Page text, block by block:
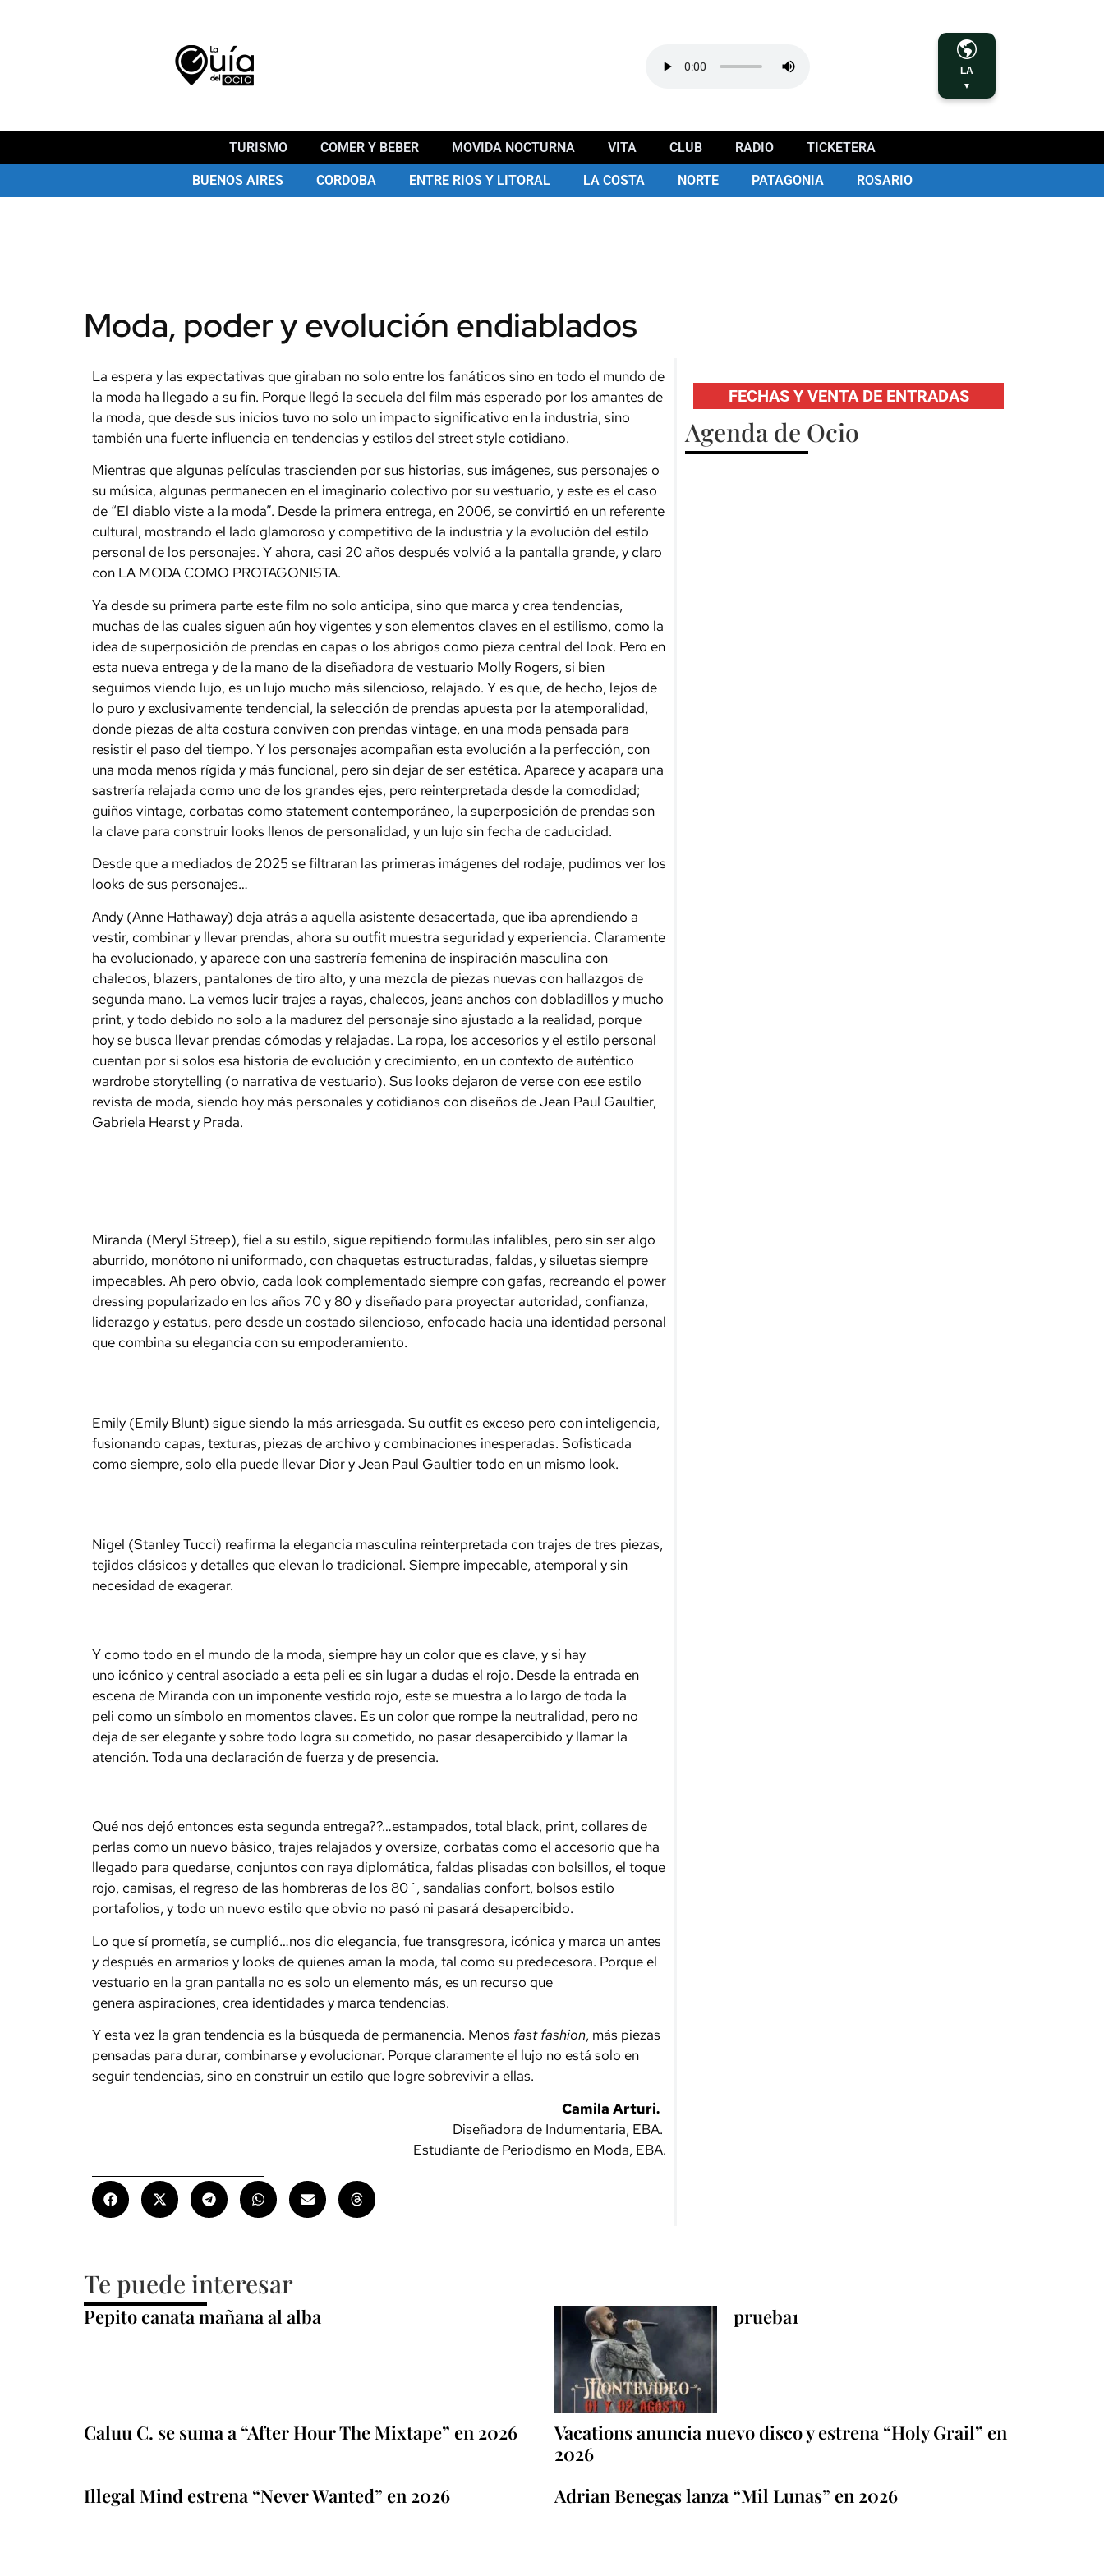
LA
▼
TURISMO COMER Y BEBER MOVIDA NOCTURNA VITA CLUB RADIO TICKETERA
BUENOS AIRES CORDOBA ENTRE RIOS Y LITORAL LA COSTA NORTE PATAGONIA ROSARIO
Moda, poder y evolución endiablados
La espera y las expectativas que giraban no solo entre los fanáticos sino en todo el mundo de
la moda ha llegado a su fin. Porque llegó la secuela del film más esperado por los amantes de
la moda, que desde sus inicios tuvo no solo un impacto significativo en la industria, sino
también una fuerte influencia en tendencias y estilos del street style cotidiano.
Mientras que algunas películas trascienden por sus historias, sus imágenes, sus personajes o
su música, algunas permanecen en el imaginario colectivo por su vestuario, y este es el caso
de “El diablo viste a la moda”. Desde la primera entrega, en 2006, se convirtió en un referente
cultural, mostrando el lado glamoroso y competitivo de la industria y la evolución del estilo
personal de los personajes. Y ahora, casi 20 años después volvió a la pantalla grande, y claro
con LA MODA COMO PROTAGONISTA.
Ya desde su primera parte este film no solo anticipa, sino que marca y crea tendencias,
muchas de las cuales siguen aún hoy vigentes y son elementos claves en el estilismo, como la
idea de superposición de prendas en capas o los abrigos como pieza central del look. Pero en
esta nueva entrega y de la mano de la diseñadora de vestuario Molly Rogers, si bien
seguimos viendo lujo, es un lujo mucho más silencioso, relajado. Y es que, de hecho, lejos de
lo puro y exclusivamente tendencial, la selección de prendas apuesta por la atemporalidad,
donde piezas de alta costura conviven con prendas vintage, en una moda pensada para
resistir el paso del tiempo. Y los personajes acompañan esta evolución a la perfección, con
una moda menos rígida y más funcional, pero sin dejar de ser estética. Aparece y acapara una
sastrería relajada como uno de los grandes ejes, pero reinterpretada desde la comodidad;
guiños vintage, corbatas como statement contemporáneo, la superposición de prendas son
la clave para construir looks llenos de personalidad, y un lujo sin fecha de caducidad.
Desde que a mediados de 2025 se filtraran las primeras imágenes del rodaje, pudimos ver los
looks de sus personajes…
Andy (Anne Hathaway) deja atrás a aquella asistente desacertada, que iba aprendiendo a
vestir, combinar y llevar prendas, ahora su outfit muestra seguridad y experiencia. Claramente
ha evolucionado, y aparece con una sastrería femenina de inspiración masculina con
chalecos, blazers, pantalones de tiro alto, y una mezcla de piezas nuevas con hallazgos de
segunda mano. La vemos lucir trajes a rayas, chalecos, jeans anchos con dobladillos y mucho
print, y todo debido no solo a la madurez del personaje sino ajustado a la realidad, porque
hoy se busca llevar prendas cómodas y relajadas. La ropa, los accesorios y el estilo personal
cuentan por si solos esa historia de evolución y crecimiento, en un contexto de auténtico
wardrobe storytelling (o narrativa de vestuario). Sus looks dejaron de verse con ese estilo
revista de moda, siendo hoy más personales y cotidianos con diseños de Jean Paul Gaultier,
Gabriela Hearst y Prada.
Miranda (Meryl Streep), fiel a su estilo, sigue repitiendo formulas infalibles, pero sin ser algo
aburrido, monótono ni uniformado, con chaquetas estructuradas, faldas, y siluetas siempre
impecables. Ah pero obvio, cada look complementado siempre con gafas, recreando el power
dressing popularizado en los años 70 y 80 y diseñado para proyectar autoridad, confianza,
liderazgo y estatus, pero desde un costado silencioso, enfocado hacia una identidad personal
que combina su elegancia con su empoderamiento.
Emily (Emily Blunt) sigue siendo la más arriesgada. Su outfit es exceso pero con inteligencia,
fusionando capas, texturas, piezas de archivo y combinaciones inesperadas. Sofisticada
como siempre, solo ella puede llevar Dior y Jean Paul Gaultier todo en un mismo look.
Nigel (Stanley Tucci) reafirma la elegancia masculina reinterpretada con trajes de tres piezas,
tejidos clásicos y detalles que elevan lo tradicional. Siempre impecable, atemporal y sin
necesidad de exagerar.
Y como todo en el mundo de la moda, siempre hay un color que es clave, y si hay
uno icónico y central asociado a esta peli es sin lugar a dudas el rojo. Desde la entrada en
escena de Miranda con un imponente vestido rojo, este se muestra a lo largo de toda la
peli como un símbolo en momentos claves. Es un color que rompe la neutralidad, pero no
deja de ser elegante y sobre todo logra su cometido, no pasar desapercibido y llamar la
atención. Toda una declaración de fuerza y de presencia.
Qué nos dejó entonces esta segunda entrega??…estampados, total black, print, collares de
perlas como un nuevo básico, trajes relajados y oversize, corbatas como el accesorio que ha
llegado para quedarse, conjuntos con raya diplomática, faldas plisadas con bolsillos, el toque
rojo, camisas, el regreso de las hombreras de los 80´, sandalias confort, bolsos estilo
portafolios, y todo un nuevo estilo que obvio no pasó ni pasará desapercibido.
Lo que sí prometía, se cumplió…nos dio elegancia, fue transgresora, icónica y marca un antes
y después en armarios y looks de quienes aman la moda, tal como su predecesora. Porque el
vestuario en la gran pantalla no es solo un elemento más, es un recurso que
genera aspiraciones, crea identidades y marca tendencias.
Y esta vez la gran tendencia es la búsqueda de permanencia. Menos fast fashion, más piezas
pensadas para durar, combinarse y evolucionar. Porque claramente el lujo no está solo en
seguir tendencias, sino en construir un estilo que logre sobrevivir a ellas.
Camila Arturi.
Diseñadora de Indumentaria, EBA.
Estudiante de Periodismo en Moda, EBA.
FECHAS Y VENTA DE ENTRADAS
Agenda de Ocio
Te puede interesar
Pepito canata mañana al alba prueba1
Caluu C. se suma a “After Hour The Mixtape” en 2026
Vacations anuncia nuevo disco y estrena “Holy Grail” en
2026
Illegal Mind estrena “Never Wanted” en 2026
Adrian Benegas lanza “Mil Lunas” en 2026